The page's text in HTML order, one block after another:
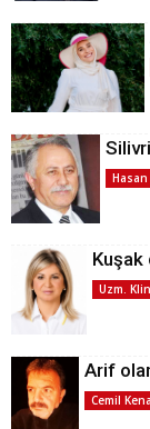
Hasan
Kuşak
Uzm.
Arif
Cemil